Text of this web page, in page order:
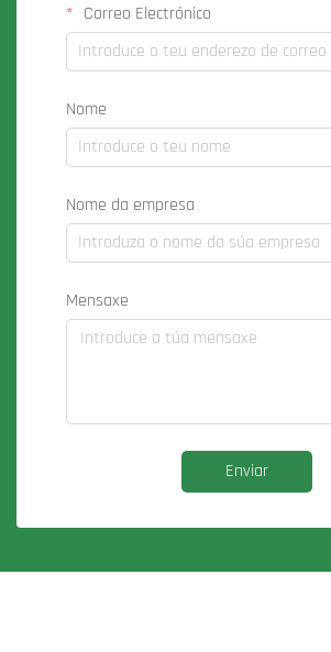
Correo Electrónico
Nome
Nome da empresa
Mensaxe
Enviar